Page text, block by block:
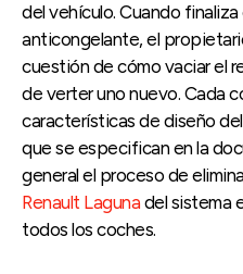
del vehículo. Cuando
anticongelante, el
cuestión de cómo vaciar el
de verter uno nuevo. Cada
características de diseño
que se especifican en la
general el proceso de
Renault Laguna del sistema
todos los coches.